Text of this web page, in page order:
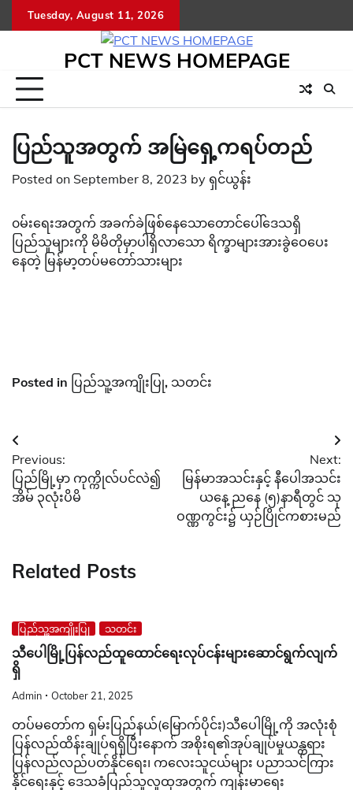
to
Tuesday, August 11, 2026
PCT NEWS HOMEPAGE
ပြည်သူအတွက် အမြဲ‌ရှေ့ကရပ်တည်
Posted on September 8, 2023 by ရှင်ယွန်း
၀မ်းရေးအတွက် အခက်ခဲဖြစ်နေသောတောင်ပေါ်ဒေသရှိ
ပြည်သူများကို မိမိတိုမှာပါရှိလာသော ရိက္ခာများအားခွဲဝေပေး
နေတဲ့ မြန်မာ့တပ်မတော်သားများ
Posted in ပြည်သူ့အကျိုးပြု, သတင်း
Post
navigation
Previous:
ပြည်မြို့မှာ ကုက္ကိုလ်ပင်လဲ၍
အိမ် ၃လုံးပိမိ
Next:
မြန်မာအသင်းနှင့် နီပေါအသင်း
ယနေ့ ညနေ (၅)နာရီတွင် သု
ဝဏ္ဏကွင်း၌ ယှဉ်ပြိုင်ကစားမည်
Related Posts
ပြည်သူ့အကျိုးပြု သတင်း
သီပေါမြို့ပြန်လည်ထူထောင်ရေးလုပ်ငန်းများဆောင်ရွက်လျက်
ရှိ
Admin October 21, 2025
တပ်မတော်က ရှမ်းပြည်နယ်(မြောက်ပိုင်း)သီပေါမြို့ကို အလုံးစုံ
ပြန်လည်ထိန်းချုပ်ရရှိပြီးနောက် အစိုးရ၏အုပ်ချုပ်မှုယန္တရား
ပြန်လည်လည်ပတ်နိုင်ရေး၊ ကလေးသူငယ်များ ပညာသင်ကြား
နိုင်ရေးနှင့် ဒေသခံပြည်သူလူထုအတွက် ကျန်းမာရေး